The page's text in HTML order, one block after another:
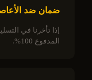
ضمان ضد
إذا تأخرنا في
المدفوع 100%.